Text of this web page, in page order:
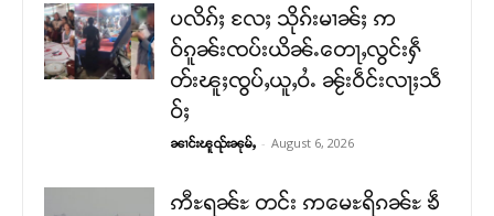
ပလိၵ်ႈ လႄႈ သိုၵ်းမၢၼ်ႈ ဢ
ဝ်ၵူၼ်းၸပ်းယိၼ်ႉတေႃႇလွင်းႁဵ
တ်းၽူႈၸွပ်ႇယူႇဝႆႉ ၼႂ်းဝဵင်းလႃႈသဵ
ဝ်ႈ
ၼၢင်းၽူၺ်းၼုမ်ႇ - August 6, 2026
ဢီႊရၼ်ႊ တင်း ဢမေႊရိၵၼ်ႊ ၶဵ